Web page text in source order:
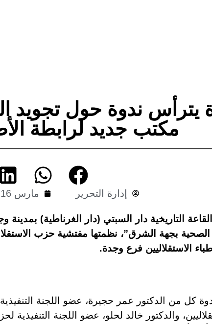
يترأس ندوة حول تجويد
مكتب جديد لرابطة
إدارة التحرير مارس 16, 2025
التاريخية دار السبتي (دار الغرناطية)
الصحية بجهة الشرق”، نظمتها مفتشية حزب
الاستقلاليين فرع وجدة.
كل من الدكتور عمر حجيرة، عضو اللجنة
والدكتور خالد لحلو، عضو اللجنة التنفيذية